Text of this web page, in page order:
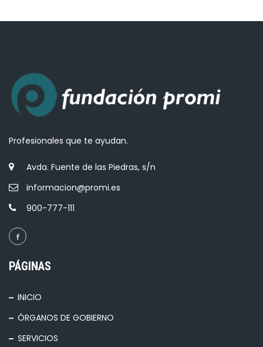
Profesionales que te ayudan.
Avda. Fuente de las Piedras, s/n
informacion@promi.es
900-777-111
PÁGINAS
INICIO
ÓRGANOS DE GOBIERNO
SERVICIOS